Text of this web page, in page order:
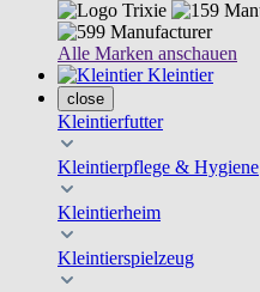
Alle Marken anschauen
Kleintier
close
Kleintierfutter
Kleintierpflege & Hygiene
Kleintierheim
Kleintierspielzeug